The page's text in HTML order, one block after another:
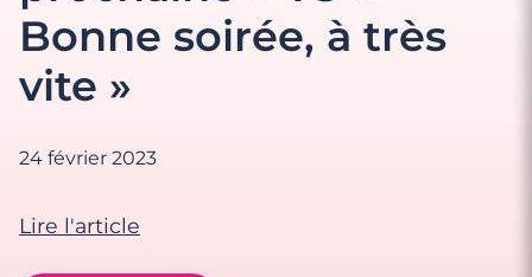
Bonne soirée, à très
vite »
24 février 2023
Lire l'article